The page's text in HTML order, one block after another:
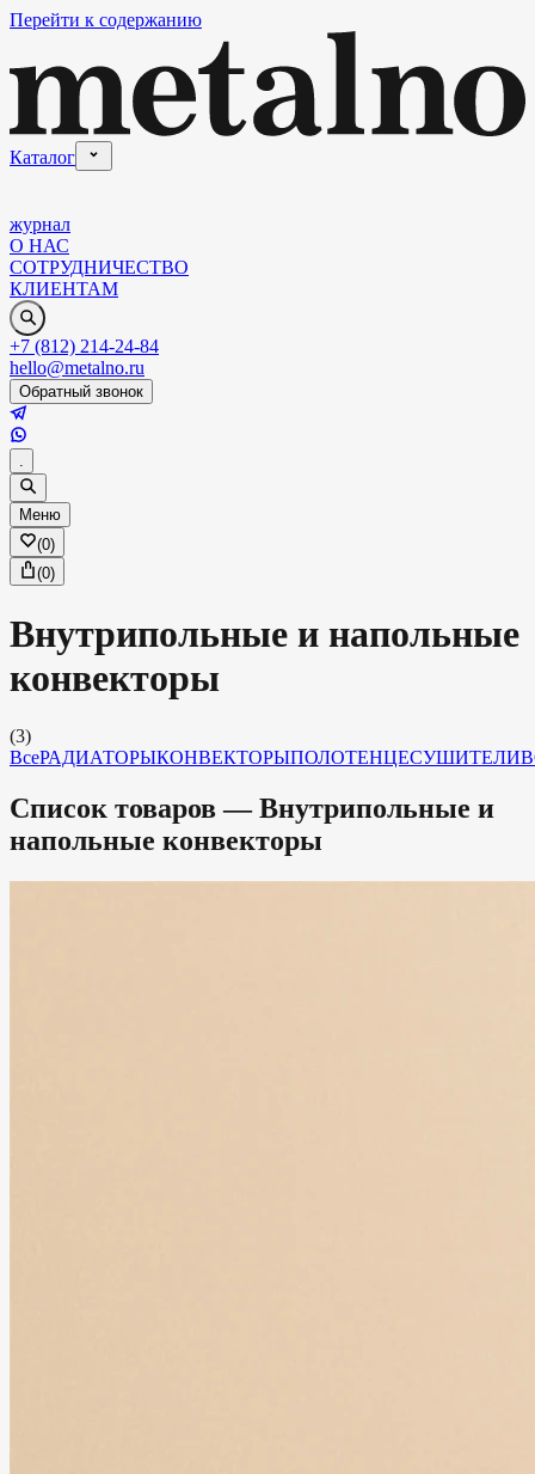
Перейти к содержанию
Каталог
журнал
О НАС
СОТРУДНИЧЕСТВО
КЛИЕНТАМ
+7 (812) 214-24-84
hello@metalno.ru
Обратный звонок
.
Меню
(0)
(0)
Внутрипольные и напольные
конвекторы
(3)
ВсеРАДИАТОРЫКОНВЕКТОРЫПОЛОТЕНЦЕСУШИТЕЛИ
Список товаров —Внутрипольные и
напольные конвекторы